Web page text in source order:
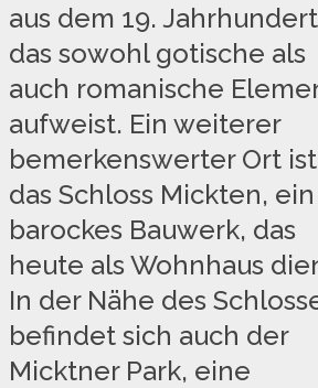
aus dem 19.
das sowohl gotische als
auch romanische
aufweist. Ein weiterer
bemerkenswerter Ort ist
das Schloss Mickten, ein
barockes Bauwerk, das
heute als Wohnhaus
In der Nähe des
befindet sich auch der
Micktner Park, eine